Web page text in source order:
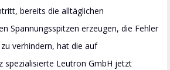
bereits die alltäglichen
Spannungsspitzen erzeugen, die Fehler
verhindern, hat die auf
spezialisierte Leutron GmbH jetzt